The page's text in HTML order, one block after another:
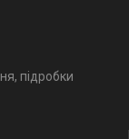
підробки